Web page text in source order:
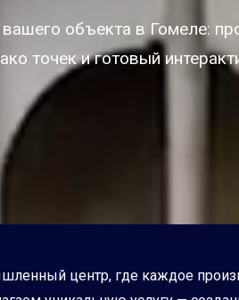
объекта в Гомеле:
точек и готовый
центр, где каждое